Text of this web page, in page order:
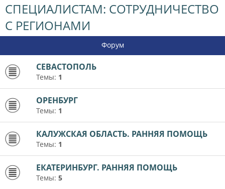
СПЕЦИАЛИСТАМ: СОТРУДНИЧЕСТВО
С РЕГИОНАМИ
Форум
СЕВАСТОПОЛЬ
Темы: 1
ОРЕНБУРГ
Темы: 1
КАЛУЖСКАЯ ОБЛАСТЬ. РАННЯЯ ПОМОЩЬ
Темы: 1
ЕКАТЕРИНБУРГ. РАННЯЯ ПОМОЩЬ
Темы: 5